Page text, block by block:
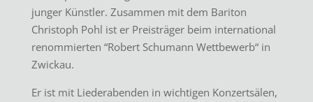
junger Künstler. Zusammen mit dem Bariton
Christoph Pohl ist er Preisträger beim international
renommierten “Robert Schumann Wettbewerb“ in
Zwickau.
Er ist mit Liederabenden in wichtigen Konzertsälen,